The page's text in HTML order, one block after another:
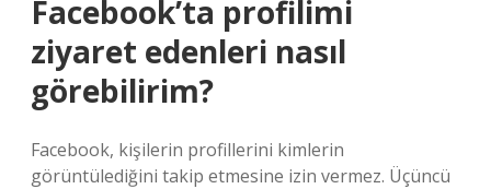
Facebook’ta profilimi
ziyaret edenleri nasıl
görebilirim?
Facebook, kişilerin profillerini kimlerin
görüntülediğini takip etmesine izin vermez. Üçüncü